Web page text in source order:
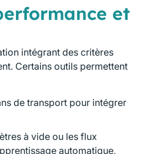
et
intégrant des critères
Certains outils permettent
de transport pour intégrer
à vide ou les flux
automatique,